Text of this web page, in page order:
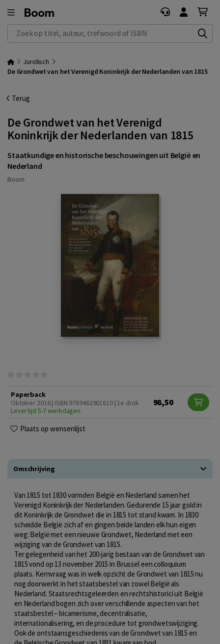
Zoek op titel, auteur, trefwoord of ISBN
Juridisch
De Grondwet van het Verenigd Koninkrijk der Nederlanden van 1815
Terug
De Grondwet van het Verenigd
Koninkrijk der Nederlanden van 1815
Staatkundige en historische beschouwingen uit België en
Nederland
Boom
Paperback
Oktober 2016 | ISBN 9789462901810 | 1e druk
Levertijd 5-7 werkdagen
98,50
Plaats op wensenlijst
Omschrijving
Van 1815 tot 1830 vormden België en Nederland samen het
Verenigd Koninkrijk der Nederlanden. Gedurende 15 jaar gold in
dit Koninkrijk de Grondwet die in 1815 tot stand kwam. In 1830
scheidde België zich af en gingen beide landen elk hun eigen
weg: België met een nieuwe Grondwet, Nederland met een
wijziging van de Grondwet van 1815.
Ter gelegenheid van het 200-jarig bestaan van de Grondwet van
1815 vond op 13 november 2015 in Brussel een colloquium
plaats. Kernvraag was in welk opzicht de Grondwet van 1815 nu
nog doorwerkt in het staatsbestel van zowel België als
Nederland. Staatsrechtsgeleerden en rechtshistorici uit België
en Nederland bogen zich over verschillende aspecten van het
staatsbestel – bicamerisme, decentralisatie,
internationalisering, en de procedure tot grondwetswijziging.
Ook de ontstaansgeschiedenis van de Grondwet van 1815 en